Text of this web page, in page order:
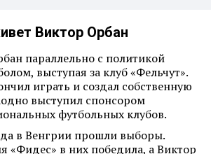
Виктор Орбан
параллельно с политикой
выступая за клуб «Фельчут».
играть и создал собственную
выступил спонсором
футбольных клубов.
в Венгрии прошли выборы.
«Фидес» в них победила, а Виктор